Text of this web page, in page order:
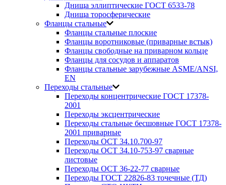
Днища эллиптические ГОСТ 6533-78
Днища торосферические
Фланцы стальные
Фланцы стальные плоские
Фланцы воротниковые (приварные встык)
Фланцы свободные на приварном кольце
Фланцы для сосудов и аппаратов
Фланцы стальные зарубежные ASME/ANSI,
EN
Переходы стальные
Переходы концентрические ГОСТ 17378-
2001
Переходы эксцентрические
Переходы стальные бесшовные ГОСТ 17378-
2001 приварные
Переходы ОСТ 34.10.700-97
Переходы ОСТ 34.10-753-97 сварные
листовые
Переходы ОСТ 36-22-77 сварные
Переходы ГОСТ 22826-83 точечные (ТД)